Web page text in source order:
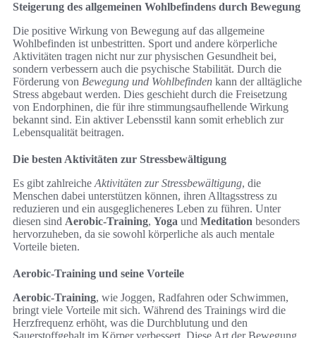
Steigerung des allgemeinen Wohlbefindens durch Bewegung
Die positive Wirkung von Bewegung auf das allgemeine
Wohlbefinden ist unbestritten. Sport und andere körperliche
Aktivitäten tragen nicht nur zur physischen Gesundheit bei,
sondern verbessern auch die psychische Stabilität. Durch die
Förderung von Bewegung und Wohlbefinden kann der alltägliche
Stress abgebaut werden. Dies geschieht durch die Freisetzung
von Endorphinen, die für ihre stimmungsaufhellende Wirkung
bekannt sind. Ein aktiver Lebensstil kann somit erheblich zur
Lebensqualität beitragen.
Die besten Aktivitäten zur Stressbewältigung
Es gibt zahlreiche Aktivitäten zur Stressbewältigung, die
Menschen dabei unterstützen können, ihren Alltagsstress zu
reduzieren und ein ausgeglicheneres Leben zu führen. Unter
diesen sind Aerobic-Training, Yoga und Meditation besonders
hervorzuheben, da sie sowohl körperliche als auch mentale
Vorteile bieten.
Aerobic-Training und seine Vorteile
Aerobic-Training, wie Joggen, Radfahren oder Schwimmen,
bringt viele Vorteile mit sich. Während des Trainings wird die
Herzfrequenz erhöht, was die Durchblutung und den